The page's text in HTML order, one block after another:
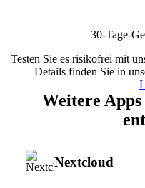
30-Tage-
Testen Sie es risikofrei mit
Details finden Sie in
Weitere
Nextcloud